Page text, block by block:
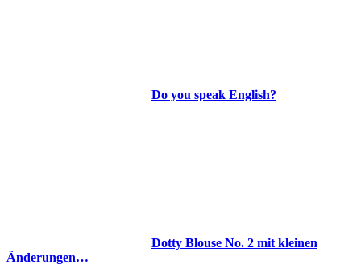
Do you speak English?
Dotty Blouse No. 2 mit kleinen
Änderungen…